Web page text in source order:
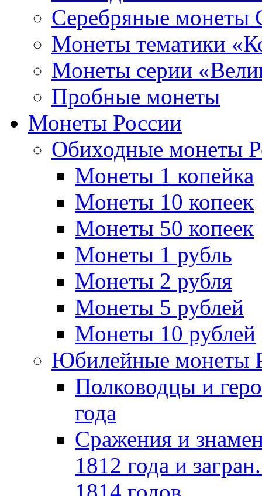
Серебряные монеты
Монеты тематики
Монеты серии
Пробные монеты
Монеты России
Обиходные монеты
Монеты 1 копейка
Монеты 10 копеек
Монеты 50 копеек
Монеты 1 рубль
Монеты 2 рубля
Монеты 5 рублей
Монеты 10 рублей
Юбилейные монеты
Полководцы и
года
Сражения и
1812 года и